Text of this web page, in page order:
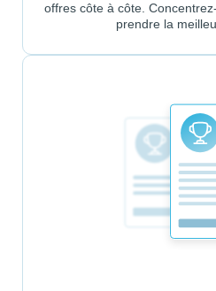
offres côte à côte.
prendre la